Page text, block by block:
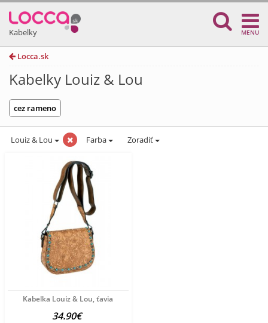
Kabelky MENU
Locca.sk
Kabelky Louiz & Lou
cez rameno
Louiz & Lou Farba Zoradiť
Kabelka Louiz & Lou, ťavia
34.90€